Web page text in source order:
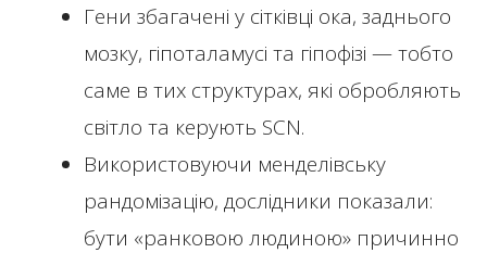
Гени збагачені у сітківці ока, заднього
мозку, гіпоталамусі та гіпофізі — тобто
саме в тих структурах, які обробляють
світло та керують SCN.
Використовуючи менделівську
рандомізацію, дослідники показали:
бути «ранковою людиною» причинно